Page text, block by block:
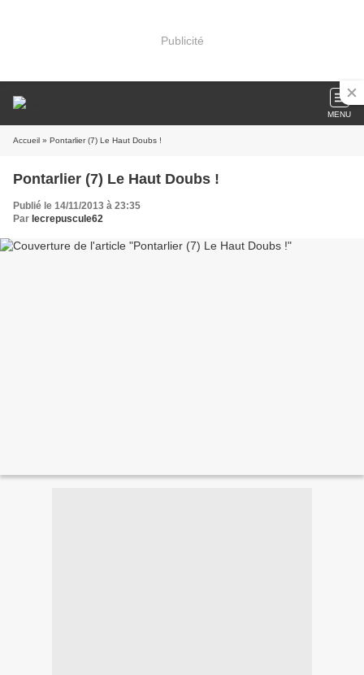
Publicité
MENU
Accueil » Pontarlier (7) Le Haut Doubs !
Pontarlier (7) Le Haut Doubs !
Publié le 14/11/2013 à 23:35
Par lecrepuscule62